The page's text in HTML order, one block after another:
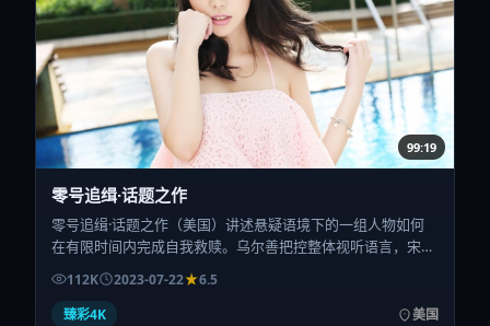
99:19
零号追缉·话题之作
零号追缉·话题之作（美国）讲述悬疑语境下的一组人物如何
在有限时间内完成自我救赎。乌尔善把控整体视听语言，宋
佳、杨幂、安妮·海瑟薇、周迅、咏梅、梁朝伟的表演层次丰
富。影片定于 2023-07-22 起陆续登陆院线与网络平台，暑期
档公映，片长125分钟。
112K 2023-07-22
6.5
臻彩4K
美国